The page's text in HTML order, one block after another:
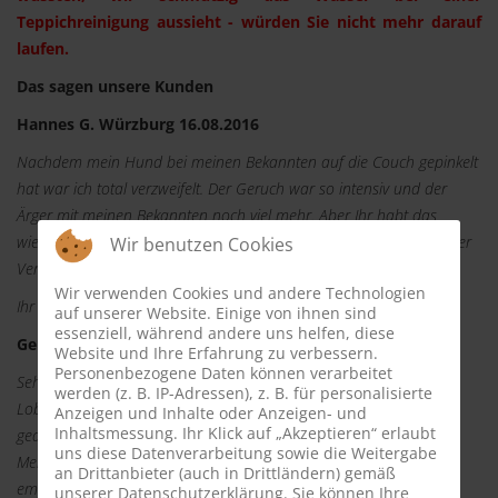
Teppichreinigung aussieht - würden Sie nicht mehr darauf
laufen.
Das sagen unsere Kunden
Hannes G. Würzburg 16.08.2016
Nachdem mein Hund bei meinen Bekannten auf die Couch gepinkelt
hat war ich total verzweifelt. Der Geruch war so intensiv und der
Ärger mit meinen Bekannten noch viel mehr. Aber Ihr habt das
wieder toll hinbekommen. Und nochmal danke für den Tipp mit der
Versicherung.
Ihr Hannes G
Gerold von L. 3.05.2016
Sehr geehrtes Milbencleaner Team. Jetzt möchte ich Ihnen mal ein
Lob zukommen lassen. Mein altes Sofa von 1910 hätte ich nicht
gedacht, dass Sie es so sauber bekommen. Aber wirkliche
Meisterleistung. Ich habe Sie unter meinen Freunden schon kräftig
empfohlen.
Wir benutzen Cookies
Wir verwenden Cookies und andere Technologien
auf unserer Website. Einige von ihnen sind
essenziell, während andere uns helfen, diese
Website und Ihre Erfahrung zu verbessern.
Personenbezogene Daten können verarbeitet
werden (z. B. IP-Adressen), z. B. für personalisierte
Anzeigen und Inhalte oder Anzeigen- und
Inhaltsmessung. Ihr Klick auf „Akzeptieren“ erlaubt
uns diese Datenverarbeitung sowie die Weitergabe
an Drittanbieter (auch in Drittländern) gemäß
unserer Datenschutzerklärung. Sie können Ihre